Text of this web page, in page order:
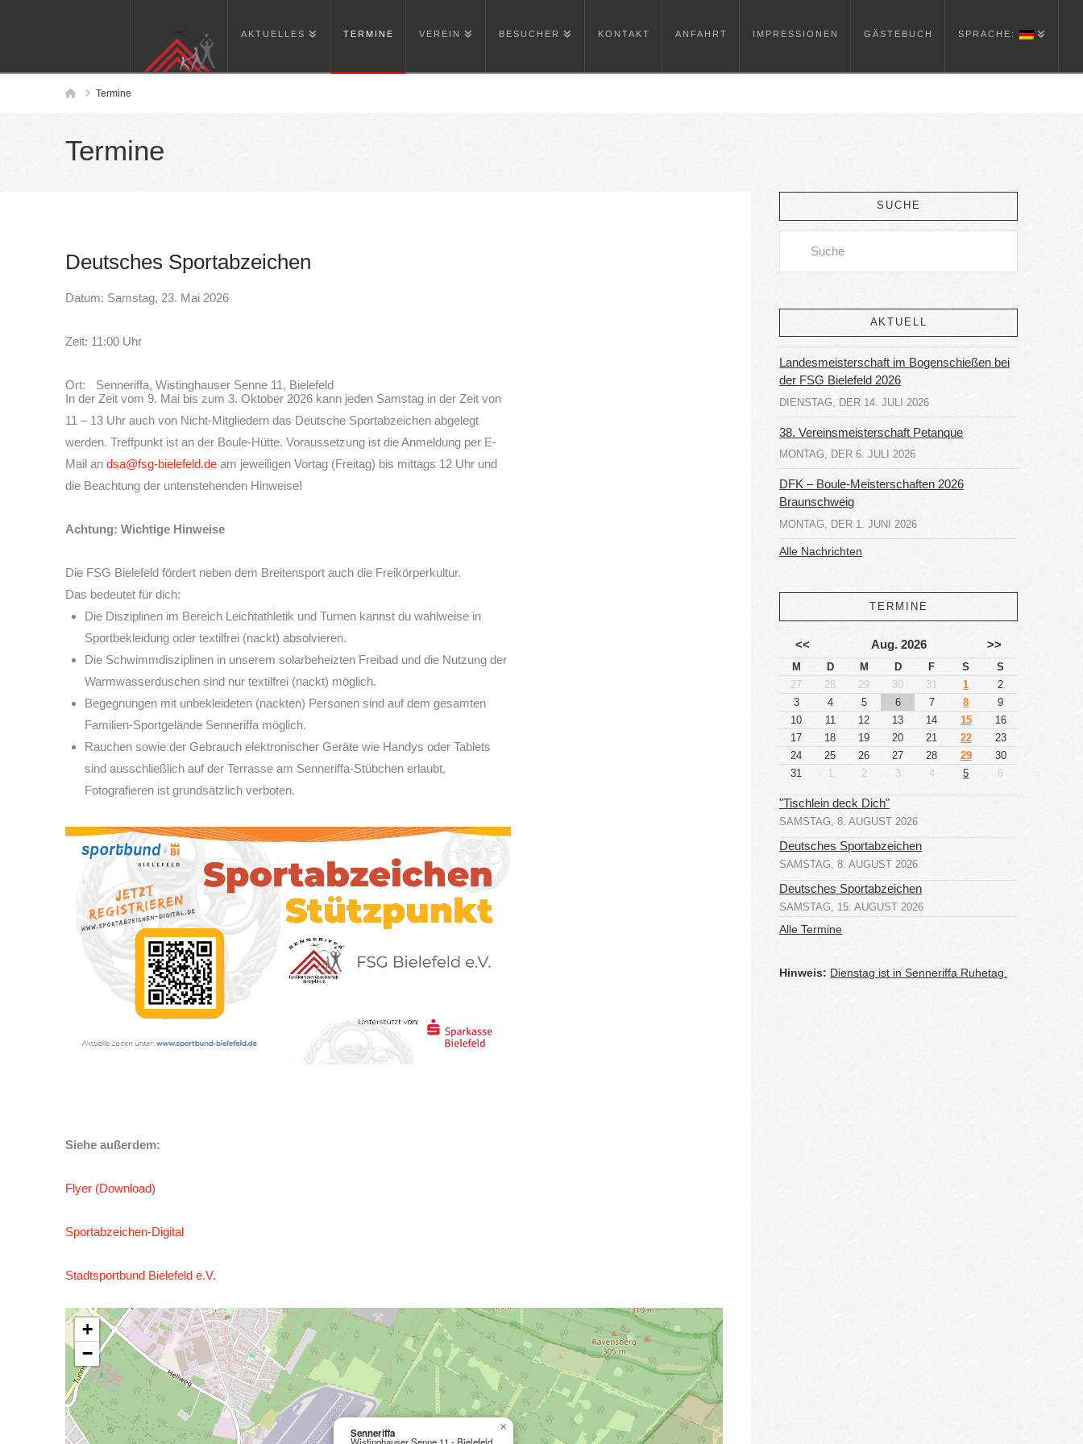
AKTUELLES TERMINE VEREIN BESUCHER KONTAKT ANFAHRT IMPRESSIONEN GÄSTEBUCH SPRACHE:
HomeTermine
Termine
Deutsches Sportabzeichen
Datum: Samstag, 23. Mai 2026
Zeit: 11:00 Uhr
Ort: Senneriffa, Wistinghauser Senne 11, Bielefeld
In der Zeit vom 9. Mai bis zum 3. Oktober 2026 kann jeden Samstag in der Zeit von
11 – 13 Uhr auch von Nicht-Mitgliedern das Deutsche Sportabzeichen abgelegt
werden. Treffpunkt ist an der Boule-Hütte. Voraussetzung ist die Anmeldung per E-
Mail an dsa@fsg-bielefeld.deam jeweiligen Vortag (Freitag) bis mittags 12 Uhr und
die Beachtung der untenstehenden Hinweise!
Achtung: Wichtige Hinweise
Die FSG Bielefeld fördert neben dem Breitensport auch die Freikörperkultur.
Das bedeutet für dich:
Die Disziplinen im Bereich Leichtathletik und Turnen kannst du wahlweise in
Sportbekleidung oder textilfrei (nackt) absolvieren.
Die Schwimmdisziplinen in unserem solarbeheizten Freibad und die Nutzung der
Warmwasserduschen sind nur textilfrei (nackt) möglich.
Begegnungen mit unbekleideten (nackten) Personen sind auf dem gesamten
Familien-Sportgelände Senneriffa möglich.
Rauchen sowie der Gebrauch elektronischer Geräte wie Handys oder Tablets
sind ausschließlich auf der Terrasse am Senneriffa-Stübchen erlaubt,
Fotografieren ist grundsätzlich verboten.
Siehe außerdem:
Flyer (Download)
Sportabzeichen-Digital
Stadtsportbund Bielefeld e.V.
Senneriffa ×
+
−
SUCHE
AKTUELL
Landesmeisterschaft im Bogenschießen bei
der FSG Bielefeld 2026
DIENSTAG, DER 14. JULI 2026
38. Vereinsmeisterschaft Petanque
MONTAG, DER 6. JULI 2026
DFK – Boule-Meisterschaften 2026
Braunschweig
MONTAG, DER 1. JUNI 2026
Alle Nachrichten
TERMINE
<< Aug. 2026 >>
M D M D F S
S
27
28 29 30 31 1
2
3
4 5 6 7 8
9
10
11 12 13 14 15
16
17
18 19 20 21 22
23
24
25 26 27 28 29
30
31
1 2 3 4 5 6
"Tischlein deck Dich"
SAMSTAG, 8. AUGUST 2026
Deutsches Sportabzeichen
SAMSTAG, 8. AUGUST 2026
Deutsches Sportabzeichen
SAMSTAG, 15. AUGUST 2026
Alle Termine
Hinweis: Dienstag ist in Senneriffa Ruhetag.